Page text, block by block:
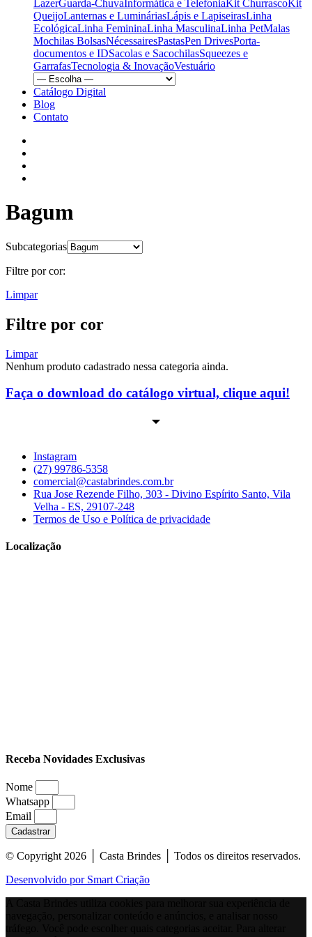
LazerGuarda-ChuvaInformática e TelefoniaKit ChurrascoKit
QueijoLanternas e LumináriasLápis e LapiseirasLinha
EcológicaLinha FemininaLinha MasculinaLinha PetMalas
Mochilas BolsasNécessairesPastasPen DrivesPorta-
documentos e IDSacolas e SacochilasSqueezes e
GarrafasTecnologia & InovaçãoVestuário
Catálogo Digital
Blog
Contato
Bagum
Subcategorias
Filtre por cor:
Limpar
Filtre por cor
Limpar
Nenhum produto cadastrado nessa categoria ainda.
Faça o download do catálogo virtual, clique aqui!
Instagram
(27) 99786-5358
comercial@castabrindes.com.br
Rua Jose Rezende Filho, 303 - Divino Espírito Santo, Vila
Velha - ES, 29107-248
Termos de Uso e Política de privacidade
Localização
Receba Novidades Exclusivas
Nome
Whatsapp
Email
Cadastrar
© Copyright 2026 │ Casta Brindes │ Todos os direitos reservados.
Desenvolvido por Smart Criação